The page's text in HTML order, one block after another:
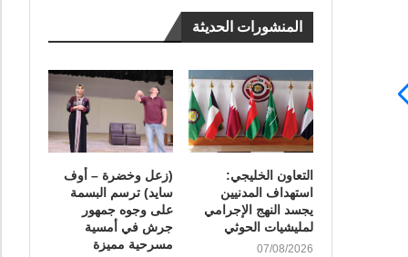
المنشورات الحديثة
التعاون الخليجي:
استهداف المدنيين
يجسد النهج الإجرامي
لمليشيات الحوثي
07/08/2026
(زعل وخضرة – أوف
سايد) ترسم البسمة
على وجوه جمهور
جرش في أمسية
مسرحية مميزة